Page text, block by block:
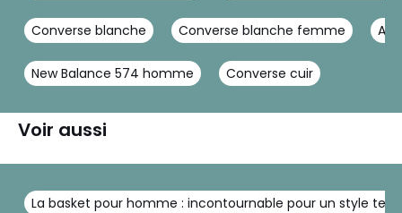
Converse blanche Converse blanche femme
New Balance 574 homme Converse cuir
Voir aussi
La basket pour homme : incontournable pour un style